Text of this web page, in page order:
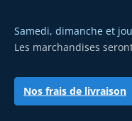
Samedi, dimanche et
Les marchandises
Nos frais de livraison